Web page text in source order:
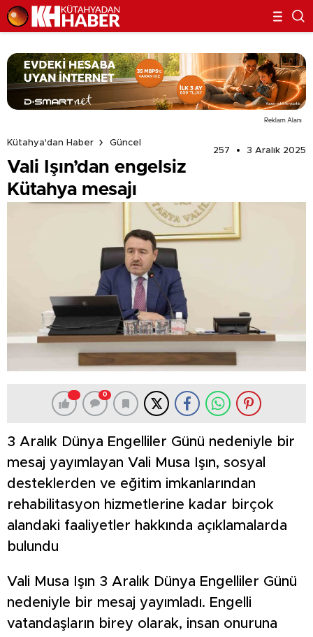
Reklam Alanı
Kütahya'dan Haber
Güncel
257
3 Aralık 2025
Vali Işın’dan engelsiz
Kütahya mesajı
0
3 Aralık Dünya Engelliler Günü nedeniyle bir
mesaj yayımlayan Vali Musa Işın, sosyal
desteklerden ve eğitim imkanlarından
rehabilitasyon hizmetlerine kadar birçok
alandaki faaliyetler hakkında açıklamalarda
bulundu
Vali Musa Işın 3 Aralık Dünya Engelliler Günü
nedeniyle bir mesaj yayımladı. Engelli
vatandaşların birey olarak, insan onuruna